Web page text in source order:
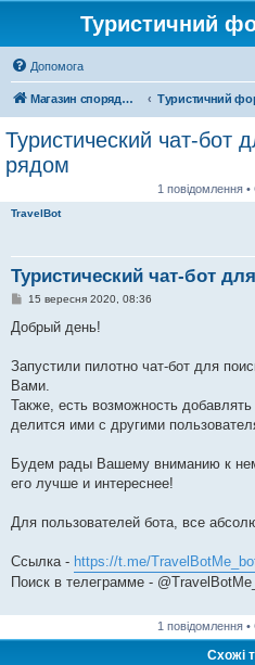
Туристичний
Допомога
Магазин спорядження
Туристический чат-бот
рядом
1 повідомлення •
TravelBot
Туристический чат-бот
П
в
о
л
е
н
15 вересня 2020, 08:36
Добрый день!
Запустили пилотно чат-бот для
Вами.
Также, есть возможность
делится ими с другими
Будем рады Вашему вниманию к
его лучше и интереснее!
Для пользователей бота, все
Ссылка - https://t.me/
Поиск в телеграмме -
1 повідомлення •
Схожі